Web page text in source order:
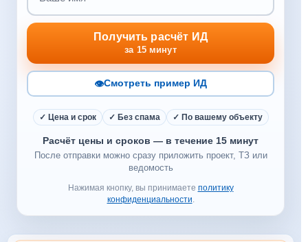
Получить расчёт ИД
за 15 минут
👁Смотреть пример ИД
✓ Цена и срок ✓ Без спама ✓ По вашему объекту
Расчёт цены и сроков — в течение 15 минут
После отправки можно сразу приложить проект, ТЗ или
ведомость
Нажимая кнопку, вы принимаете политику
конфиденциальности